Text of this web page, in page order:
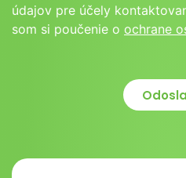
údajov pre účely
som si poučenie o ochrane